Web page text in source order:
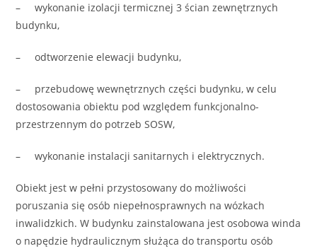
– wykonanie izolacji termicznej 3 ścian zewnętrznych
budynku,
– odtworzenie elewacji budynku,
– przebudowę wewnętrznych części budynku, w celu
dostosowania obiektu pod względem funkcjonalno-
przestrzennym do potrzeb SOSW,
– wykonanie instalacji sanitarnych i elektrycznych.
Obiekt jest w pełni przystosowany do możliwości
poruszania się osób niepełnosprawnych na wózkach
inwalidzkich. W budynku zainstalowana jest osobowa winda
o napędzie hydraulicznym służąca do transportu osób